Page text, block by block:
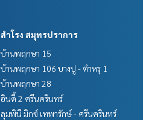
สำโรง สมุทรปราการ
บ้านพฤกษา 15
บ้านพฤกษา 106 บางปู - ตำหรุ 1
บ้านพฤกษา 28
อินดี้ 2 ศรีนครินทร์
ลุมพินี มิกซ์ เทพารักษ์ - ศรีนครินทร์